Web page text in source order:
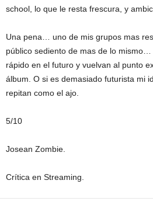
school, lo que le resta frescura, y
Una pena… uno de mis grupos mas
público sediento de mas de lo
rápido en el futuro y vuelvan al punto
álbum. O si es demasiado futurista mi
repitan como el ajo.
5/10
Josean Zombie.
Crítica en Streaming.